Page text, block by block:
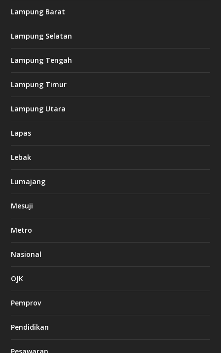
Lampung Barat
Lampung Selatan
Lampung Tengah
Lampung Timur
Lampung Utara
Lapas
Lebak
Lumajang
Mesuji
Metro
Nasional
OJK
Pemprov
Pendidikan
Pesawaran